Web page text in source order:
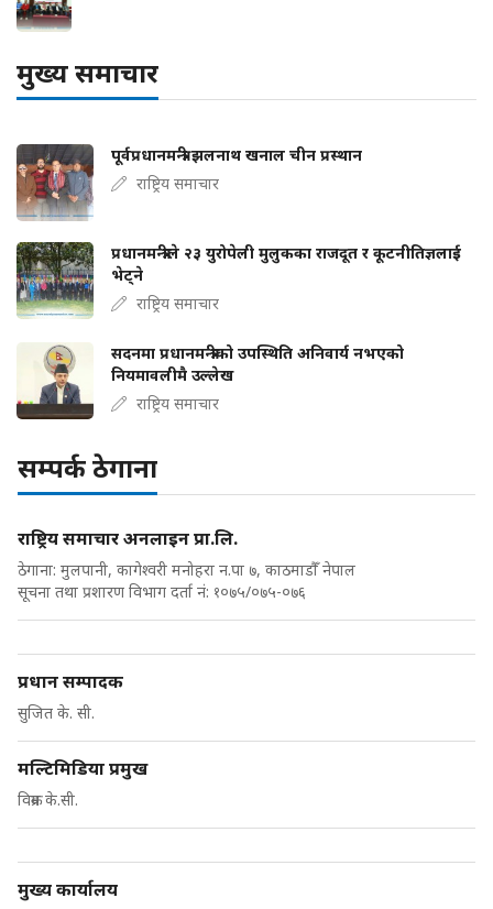
मुख्य समाचार
पूर्वप्रधानमन्त्री झलनाथ खनाल चीन प्रस्थान
राष्ट्रिय समाचार
प्रधानमन्त्रीले २३ युरोपेली मुलुकका राजदूत र कूटनीतिज्ञलाई
भेट्ने
राष्ट्रिय समाचार
सदनमा प्रधानमन्त्रीको उपस्थिति अनिवार्य नभएको
नियमावलीमै उल्लेख
राष्ट्रिय समाचार
सम्पर्क ठेगाना
राष्ट्रिय समाचार अनलाइन प्रा.लि.
ठेगाना: मुलपानी, कागेश्वरी मनोहरा न.पा ७, काठमाडौँ नेपाल
सूचना तथा प्रशारण विभाग दर्ता नं: १०७५/०७५-०७६
प्रधान सम्पादक
सुजित के. सी.
मल्टिमिडिया प्रमुख
विक्रम के.सी.
मुख्य कार्यालय